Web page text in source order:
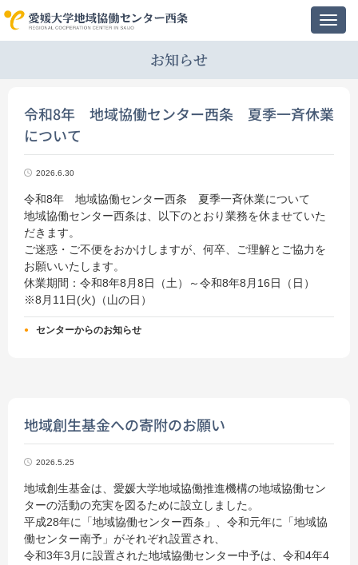
お知らせ
令和8年 地域協働センター西条 夏季一斉休業
について
2026.6.30
令和8年 地域協働センター西条 夏季一斉休業について
地域協働センター西条は、以下のとおり業務を休ませていた
だきます。
ご迷惑・ご不便をおかけしますが、何卒、ご理解とご協力を
お願いいたします。
休業期間：令和8年8月8日（土）～令和8年8月16日（日）
※8月11日(火)（山の日）
センターからのお知らせ
地域創生基金への寄附のお願い
2026.5.25
地域創生基金は、愛媛大学地域協働推進機構の地域協働セン
ターの活動の充実を図るために設立しました。
平成28年に「地域協働センター西条」、令和元年に「地域協
働センター南予」がそれぞれ設置され、
令和3年3月に設置された地域協働センター中予は、令和4年4